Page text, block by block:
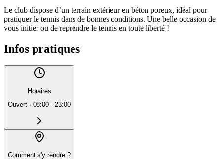
Le club dispose d’un terrain extérieur en béton poreux, idéal pour
pratiquer le tennis dans de bonnes conditions. Une belle occasion de
vous initier ou de reprendre le tennis en toute liberté !
Infos pratiques
Horaires
Ouvert · 08:00 - 23:00
Comment s'y rendre ?